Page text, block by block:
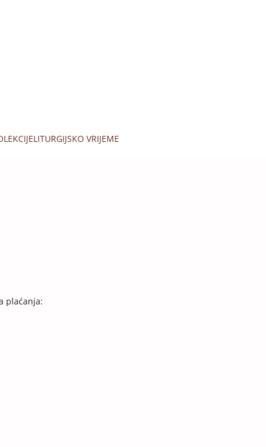
LITURGIJSKO VRIJEME
plaćanja: